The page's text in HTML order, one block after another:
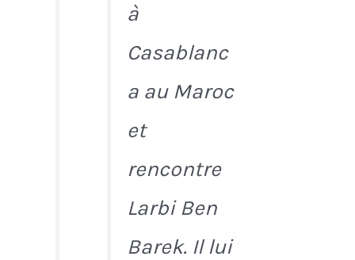
à
Casablanc
a au Maroc
et
rencontre
Larbi Ben
Barek. Il lui